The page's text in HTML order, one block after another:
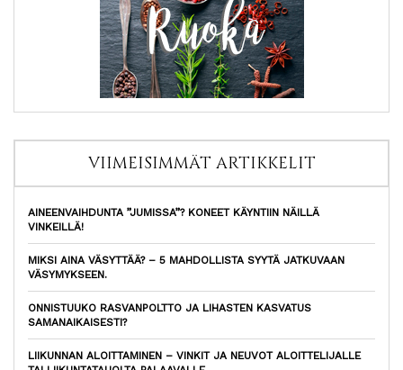
VIIMEISIMMÄT ARTIKKELIT
AINEENVAIHDUNTA ”JUMISSA”? KONEET KÄYNTIIN NÄILLÄ
VINKEILLÄ!
MIKSI AINA VÄSYTTÄÄ? – 5 MAHDOLLISTA SYYTÄ JATKUVAAN
VÄSYMYKSEEN.
ONNISTUUKO RASVANPOLTTO JA LIHASTEN KASVATUS
SAMANAIKAISESTI?
LIIKUNNAN ALOITTAMINEN – VINKIT JA NEUVOT ALOITTELIJALLE